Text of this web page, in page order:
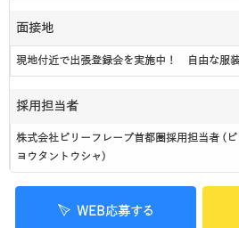
面接地
現地付近で出張登録会を実施中！ 自由な服装
採用担当者
株式会社ビリーフレーブ首都圏採用担当者 (
ヨウタントウシャ)
WEB応募する